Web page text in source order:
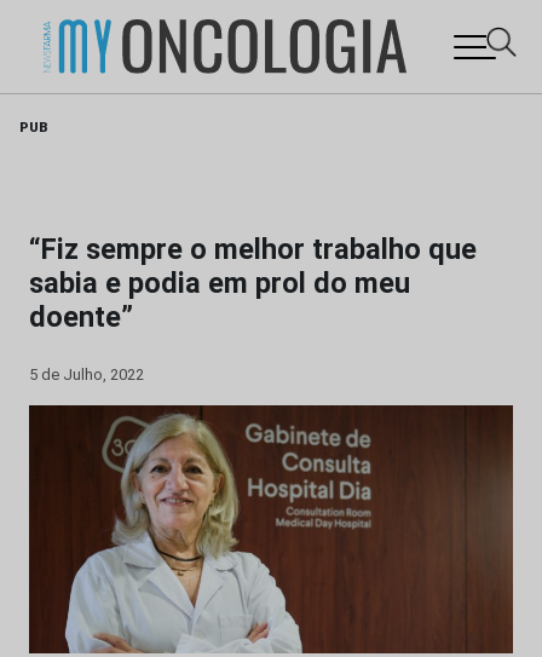
PUB
“Fiz sempre o melhor trabalho que
sabia e podia em prol do meu
doente”
5 de Julho, 2022